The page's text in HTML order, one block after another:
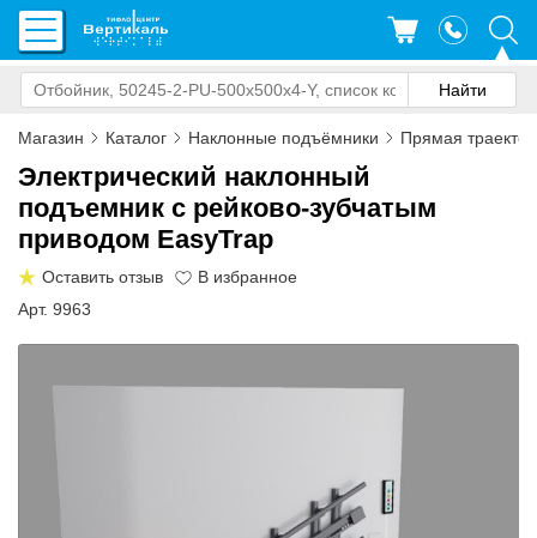
Магазин Каталог Наклонные подъёмники Прямая
Электрический наклонный
подъемник с рейково-зубчатым
приводом EasyTrap
Оставить отзыв
Арт. 9963